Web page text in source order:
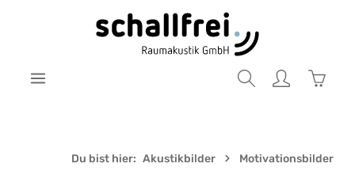
Zum Hauptinhalt springen
Du bist hier: Akustikbilder Motivationsbilder